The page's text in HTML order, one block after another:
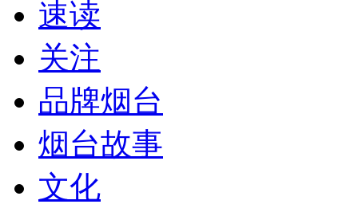
速读
关注
品牌烟台
烟台故事
文化